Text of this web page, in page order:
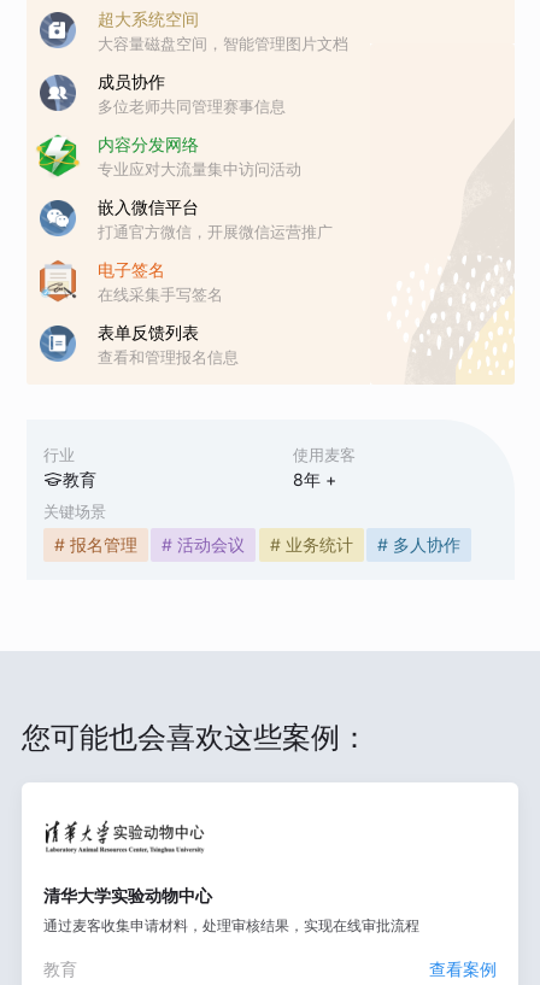
行业
教育
使用麦客
8年 +
关键场景
# 报名管理 # 活动会议 # 业务统计 # 多人协作
超大系统空间
大容量磁盘空间，智能管理图片文档
成员协作
多位老师共同管理赛事信息
内容分发网络
专业应对大流量集中访问活动
嵌入微信平台
打通官方微信，开展微信运营推广
电子签名
在线采集手写签名
表单反馈列表
查看和管理报名信息
您可能也会喜欢这些案例：
清华大学实验动物中心
通过麦客收集申请材料，处理审核结果，实现在线审批流程
教育 查看案例